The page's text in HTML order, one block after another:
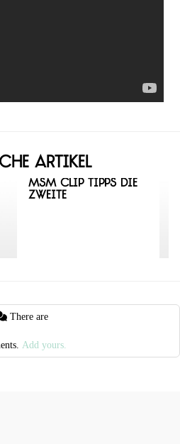
Artikel
MSM Clip Tipps die
Zweite
Add yours.